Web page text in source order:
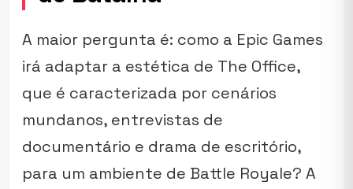
A maior pergunta é: como a Epic Games
irá adaptar a estética de The Office,
que é caracterizada por cenários
mundanos, entrevistas de
documentário e drama de escritório,
para um ambiente de Battle Royale? A